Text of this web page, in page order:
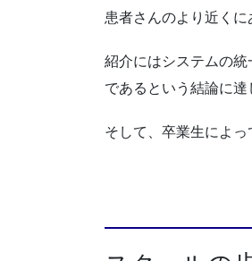
患者さんのより近くに
紹介にはシステムの
であるという結論に達
そして、卒業生によ